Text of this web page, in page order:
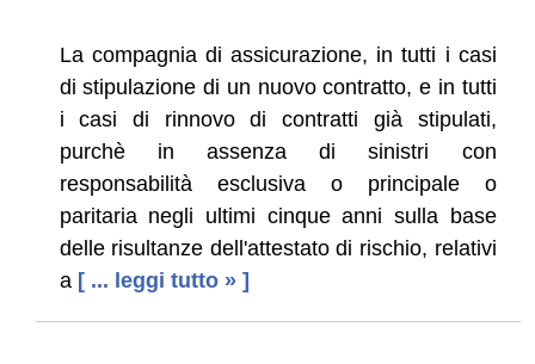
La compagnia di assicurazione, in tutti i casi
di stipulazione di un nuovo contratto, e in tutti
i casi di rinnovo di contratti già stipulati,
purchè in assenza di sinistri con
responsabilità esclusiva o principale o
paritaria negli ultimi cinque anni sulla base
delle risultanze dell'attestato di rischio, relativi
a [ ... leggi tutto » ]